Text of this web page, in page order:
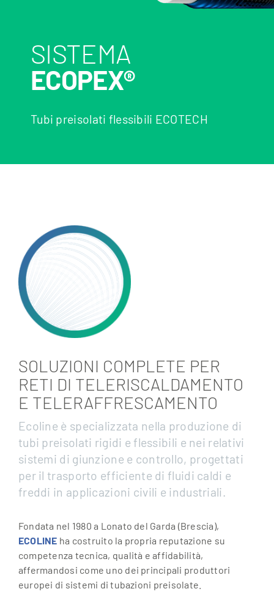
SISTEMA
ECOPEX®
Tubi preisolati flessibili ECOTECH
SOLUZIONI COMPLETE PER
RETI DI TELERISCALDAMENTO
E TELERAFFRESCAMENTO
Ecoline è specializzata nella produzione di
tubi preisolati rigidi e flessibili e nei relativi
sistemi di giunzione e controllo, progettati
per il trasporto efficiente di fluidi caldi e
freddi in applicazioni civili e industriali.
Fondata nel 1980 a Lonato del Garda (Brescia),
ECOLINE ha costruito la propria reputazione su
competenza tecnica, qualità e affidabilità,
affermandosi come uno dei principali produttori
europei di sistemi di tubazioni preisolate.